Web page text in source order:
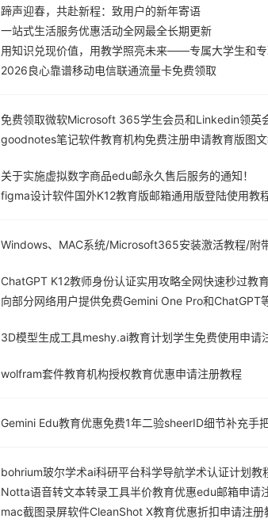
蹄声迎春，共赴新程：致用户的新年寄语
一站式生活服务优惠活动全网最全长期更新
用知识兑现价值，用教学照亮未来——专属大学生和专
2026良心靠谱移动电信联通流量卡免费领取
免费领取微软Microsoft 365学生会员和Linkedin领英
goodnotes笔记软件教育机构免费注册申请教育版图
关于实施虚拟数字商品edu邮永久售后服务的通知！
figma设计软件国外K12教育版邮箱通用版登陆使用教
Windows、MAC系统/Microsoft365安装激活教程/附
ChatGPT K12教师身份认证实用攻略全网快速秒过教
向部分网络用户提供免费Gemini One Pro和ChatGPT
3D模型生成工具meshy.ai教育计划学生免费使用申请
wolfram套件教育机构授权教育优惠申请注册教程
Gemini Edu教育优惠免费1年二验sheerID细节补充手
bohrium玻尔学术ai科研平台科学导航学术认证计划教
Notta语音转文本转录工具半价教育优惠edu邮箱申请
mac截图录屏软件CleanShot X教育优惠折扣申请注册